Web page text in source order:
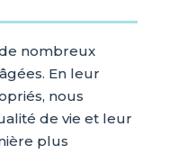
nombreux
En leur
nous
de vie et leur
plus